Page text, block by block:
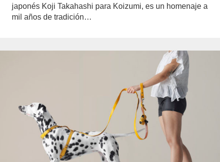
japonés Koji Takahashi para Koizumi, es un homenaje a
mil años de tradición…